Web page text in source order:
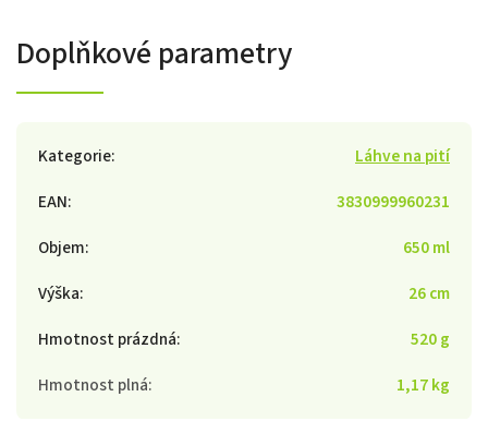
Doplňkové parametry
Kategorie:
Láhve na pití
EAN:
3830999960231
Objem:
650 ml
Výška:
26 cm
Hmotnost prázdná:
520 g
Hmotnost plná: 1,17 kg